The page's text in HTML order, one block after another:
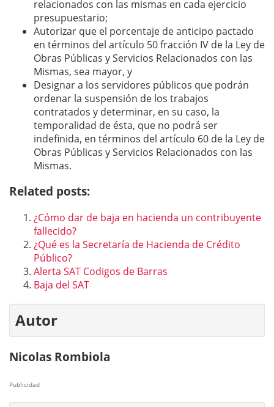
relacionados con las mismas en cada ejercicio
presupuestario;
Autorizar que el porcentaje de anticipo pactado
en términos del artículo 50 fracción IV de la Ley de
Obras Públicas y Servicios Relacionados con las
Mismas, sea mayor, y
Designar a los servidores públicos que podrán
ordenar la suspensión de los trabajos
contratados y determinar, en su caso, la
temporalidad de ésta, que no podrá ser
indefinida, en términos del artículo 60 de la Ley de
Obras Públicas y Servicios Relacionados con las
Mismas.
Related posts:
¿Cómo dar de baja en hacienda un contribuyente
fallecido?
¿Qué es la Secretaría de Hacienda de Crédito
Público?
Alerta SAT Codigos de Barras
Baja del SAT
Autor
Nicolas Rombiola
Publicidad